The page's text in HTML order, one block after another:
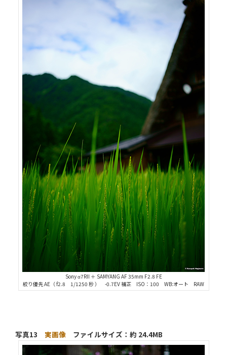
Sony α7RII ＋ SAMYANG AF 35mm F2.8 FE
絞り優先 AE（ f2.8 1/1250 秒 ） -0.7EV 補正 ISO：100 WB:オート RAW
写真13 実画像 ファイルサイズ：約 24.4MB